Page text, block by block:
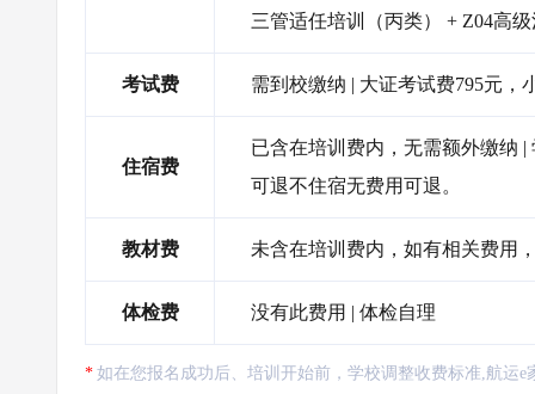
三管适任培训（丙类） + Z04高
考试费 需到校缴纳 | 大证考试费795元，
住宿费
已含在培训费内，无需额外缴纳
可退不住宿无费用可退。
教材费 未含在培训费内，如有相关费用
体检费 没有此费用 | 体检自理
如在您报名成功后、培训开始前，学校调整收费标准,航运